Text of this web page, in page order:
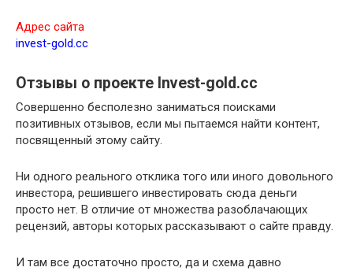
Адрес сайта
invest-gold.cc
Отзывы о проекте Invest-gold.cc
Совершенно бесполезно заниматься поисками
позитивных отзывов, если мы пытаемся найти контент,
посвященный этому сайту.
Ни одного реального отклика того или иного довольного
инвестора, решившего инвестировать сюда деньги
просто нет. В отличие от множества разоблачающих
рецензий, авторы которых рассказывают о сайте правду.
И там все достаточно просто, да и схема давно